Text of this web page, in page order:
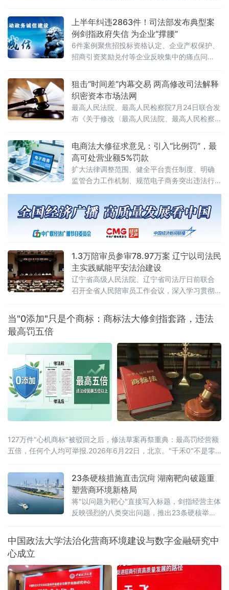
强调要严格依法办事、坚持实事求是，做到“是
黑恶一个不漏、不是黑恶一个不凑”
上半年纠违2863件！司法部发布典型案
例剑指政府失信 为企业“撑腰”
6件案例聚焦招投标资格认定、企业产权保护、
招商引资奖励兑付等企业反映集中的痛点问
不当行为“亮剑”，为纵深推进全国统一大市场建
设提供了坚实的法治保障。数据显示，2026年1
至6月，全国各级行政复议机构依法履行监督职
狙击“时间差”内幕交易 两高修改司法解释
织密资本市场法网
最高人民法院、最高人民检察院7月24日联合发
布《关于修改〈最高人民法院、最高人民检察
具体应用法律若干问题的解释〉的决定》（法
释〔2026〕13号）。修改决定已分别经最高人
民法院审判委员会第1961次会议、最高人民检
察院第十四届检察委员会第七十五次会议通
过，自2026年7月27日起施行。此次修改距
2012年《关于办理内幕交易、泄
电商法大修征求意见：引入“比例罚”，最
高可处营业额5%罚款
扩大法律调整范围、健全平台责任制度、明确
监管合力工作机制、规范电子商务突出违法行
1.3万陪审员参审78.97万案 辽宁以司法民
主实践赋能平安法治建设
辽宁省高级人民法院、辽宁省司法厅日前联合
召开全省人民陪审员工作会议，深入学习贯彻
要求，系统梳理人民陪审员制度落地实施以来
的实践成效，研判当前工作推进中的重点问
作的高质量发展，为更高水平平安辽宁、法治
辽宁建设注入坚实的司法民主动能。会议第一
时间传达了辽宁省委常委、政法委书记郑艺对
全省人
当"0添加"只是个商标：商标法大修剑指套路，违法
最高罚五倍
127万件"心机商标"被驳回之后，修法草案再祭重典：最高罚经营额
五倍，任何个人均可举报.2026年6月22日，北京。"千禾0"不是零
些让消费者频频踩坑的文字不过是一个注册商标，而非产品承诺
时，法律终于要动手了。6月22日，全国人大常委会法工委披露，商
标法修订草案二次审议稿将提请6月23日开幕的十四
23条硬核措施直击沉疴 湖南靶向破题重
塑营商环境新格局
将"以问题为靶心"直接写入标题，剑指经营主体
反映强烈的八类突出问题，推出23条硬核举
向全省营商环境的堵点痛点发起集中攻坚。精
准聚焦：八大领域，靶向施策与以往温和表述
中国政法大学法治化营商环境建设与数字金融研究中
心成立